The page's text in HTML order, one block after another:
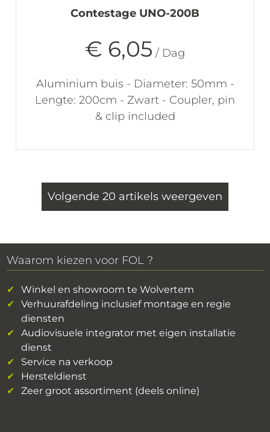
Contestage UNO-200B
€ 6,05 / Dag
Aluminium buis - Diameter: 50mm -
Lengte: 200cm - Zwart - Coupler, pin
& clip included
Volgende 20 artikels weergeven
Waarom kiezen voor FOL ?
Winkel en showroom te Wolvertem
Verhuurafdeling inclusief montage en regie
diensten
Audiovisuele integrator met eigen installatie
dienst
Service na verkoop
Hersteldienst
Zeer groot assortiment (deels online)